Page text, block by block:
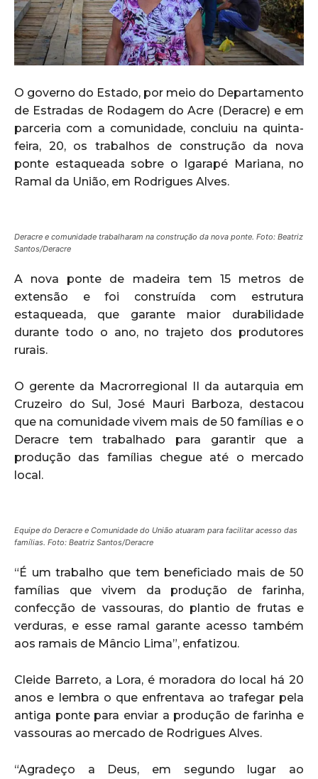
O governo do Estado, por meio do Departamento
de Estradas de Rodagem do Acre (Deracre) e em
parceria com a comunidade, concluiu na quinta-
feira, 20, os trabalhos de construção da nova
ponte estaqueada sobre o Igarapé Mariana, no
Ramal da União, em Rodrigues Alves.
Deracre e comunidade trabalharam na construção da nova ponte. Foto: Beatriz
Santos/Deracre
A nova ponte de madeira tem 15 metros de
extensão e foi construída com estrutura
estaqueada, que garante maior durabilidade
durante todo o ano, no trajeto dos produtores
rurais.
O gerente da Macrorregional II da autarquia em
Cruzeiro do Sul, José Mauri Barboza, destacou
que na comunidade vivem mais de 50 famílias e o
Deracre tem trabalhado para garantir que a
produção das famílias chegue até o mercado
local.
Equipe do Deracre e Comunidade do União atuaram para facilitar acesso das
famílias. Foto: Beatriz Santos/Deracre
“É um trabalho que tem beneficiado mais de 50
famílias que vivem da produção de farinha,
confecção de vassouras, do plantio de frutas e
verduras, e esse ramal garante acesso também
aos ramais de Mâncio Lima”, enfatizou.
Cleide Barreto, a Lora, é moradora do local há 20
anos e lembra o que enfrentava ao trafegar pela
antiga ponte para enviar a produção de farinha e
vassouras ao mercado de Rodrigues Alves.
“Agradeço a Deus, em segundo lugar ao